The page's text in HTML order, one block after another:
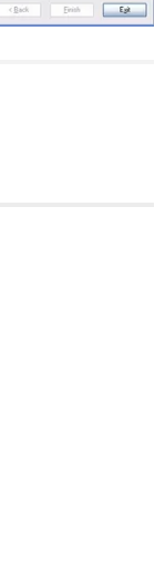
de données